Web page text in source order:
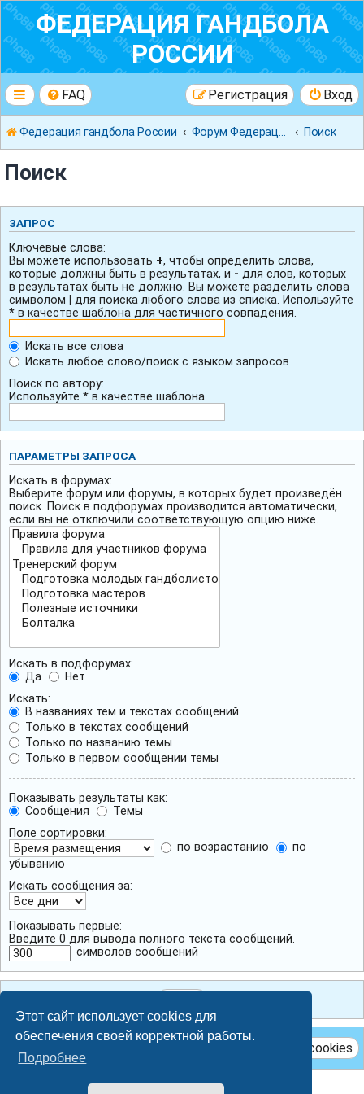
Этот сайт использует cookies для
обеспечения своей корректной работы.
Подробнее
ФЕДЕРАЦИЯ ГАНДБОЛА
РОССИИ
FAQ Вход
Регистрация
Федерация гандбола России Поиск
Поиск
ЗАПРОС
Ключевые слова:
Вы можете использовать +, чтобы определить слова,
которые должны быть в результатах, и - для слов, которых
в результатах быть не должно. Вы можете разделить слова
символом
для поиска любого слова из списка. Используйте
* в качестве шаблона для частичного совпадения.
Искать все слова
Искать любое слово/поиск с языком запросов
Поиск по автору:
Используйте * в качестве шаблона.
ПАРАМЕТРЫ ЗАПРОСА
Искать в форумах:
Выберите форум или форумы, в которых будет произведён
поиск. Поиск в подфорумах производится автоматически,
если вы не отключили соответствующую опцию ниже.
Искать в подфорумах:
Да
Нет
Искать:
В названиях тем и текстах сообщений
Только в текстах сообщений
Только по названию темы
Только в первом сообщении темы
Показывать результаты как:
Сообщения
Темы
Поле сортировки:
по возрастанию
по
убыванию
Искать сообщения за:
Показывать первые:
Введите 0 для вывода полного текста сообщений.
символов сообщений
Удалить cookies
Breeze style byIan Bradley